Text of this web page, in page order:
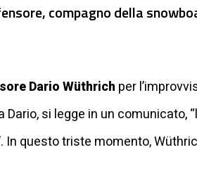
compagno della
Dario Wüthrich per
Dario, si legge in un comunicato,
questo triste momento,